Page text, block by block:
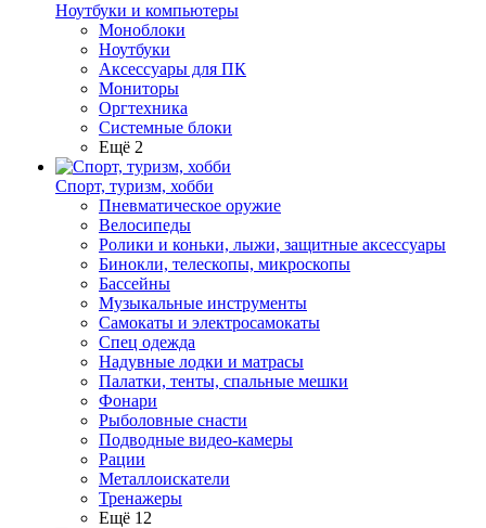
Ноутбуки и компьютеры
Моноблоки
Ноутбуки
Аксессуары для ПК
Мониторы
Оргтехника
Системные блоки
Ещё 2
Спорт, туризм, хобби
Пневматическое оружие
Велосипеды
Ролики и коньки, лыжи, защитные аксессуары
Бинокли, телескопы, микроскопы
Бассейны
Музыкальные инструменты
Самокаты и электросамокаты
Спец одежда
Надувные лодки и матрасы
Палатки, тенты, спальные мешки
Фонари
Рыболовные снасти
Подводные видео-камеры
Рации
Металлоискатели
Тренажеры
Ещё 12